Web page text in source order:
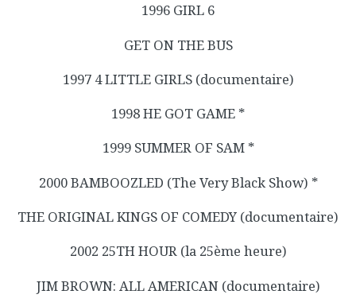
1996 GIRL 6
GET ON THE BUS
1997 4 LITTLE GIRLS (documentaire)
1998 HE GOT GAME *
1999 SUMMER OF SAM *
2000 BAMBOOZLED (The Very Black Show) *
THE ORIGINAL KINGS OF COMEDY (documentaire)
2002 25TH HOUR (la 25ème heure)
JIM BROWN: ALL AMERICAN (documentaire)